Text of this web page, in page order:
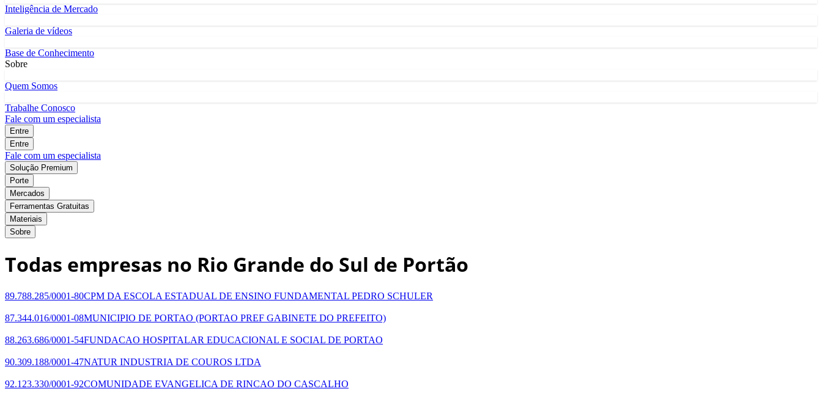
Inteligência de Mercado
Galeria de vídeos
Base de Conhecimento
Sobre
Quem Somos
Trabalhe Conosco
Fale com um especialista
Entre
Entre
Fale com um especialista
Solução Premium
Porte
Mercados
Ferramentas Gratuitas
Materiais
Sobre
Todas empresas no Rio Grande do Sul de Portão
89.788.285/0001-80CPM DA ESCOLA ESTADUAL DE ENSINO FUNDAMENTAL PEDRO SCHULER
87.344.016/0001-08MUNICIPIO DE PORTAO (PORTAO PREF GABINETE DO PREFEITO)
88.263.686/0001-54FUNDACAO HOSPITALAR EDUCACIONAL E SOCIAL DE PORTAO
90.309.188/0001-47NATUR INDUSTRIA DE COUROS LTDA
92.123.330/0001-92COMUNIDADE EVANGELICA DE RINCAO DO CASCALHO